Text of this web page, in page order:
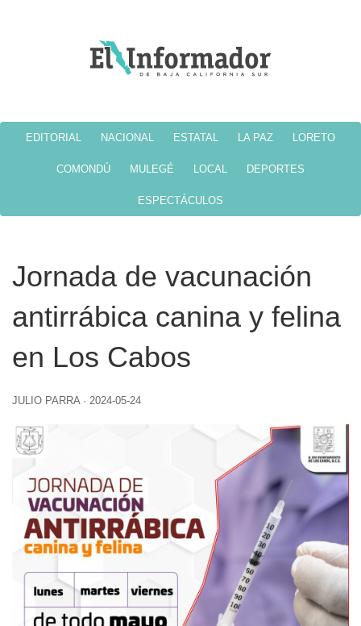
EDITORIAL NACIONAL ESTATAL LA PAZ LORETO
COMONDÚ MULEGÉ LOCAL DEPORTES
ESPECTÁCULOS
Jornada de vacunación
antirrábica canina y felina
en Los Cabos
JULIO PARRA · 2024-05-24